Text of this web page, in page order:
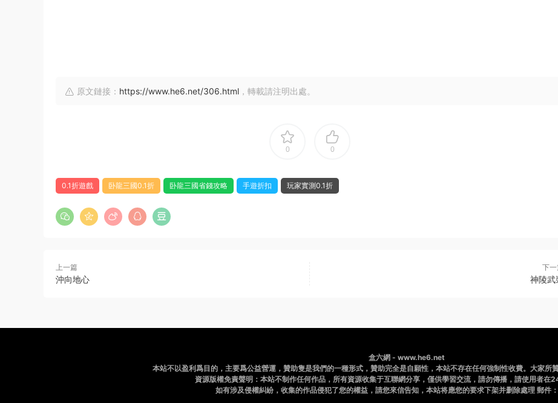
原文鏈接： https://www.he6.net/306.html ，轉載請注明出處。
0 0
0.1折遊戲 卧龍三國0.1折 卧龍三國省錢攻略 手遊折扣 玩家實測0.1折
上一篇
沖向地心
下一
神陵武
盒六網 - www.he6.net
本站不以盈利爲目的，主要爲公益營運，贊助隻是我們的一種形式，贊助完全是自願性，本站不存在任何強制性收費。大家所
資源版權免責聲明：本站不制作任何作品，所有資源收集于互聯網分享，僅供學習交流，請勿傳播，請使用者在
如有涉及侵權糾紛，收集的作品侵犯了您的權益，請您來信告知，本站将應您的要求下架并删除處理 郵件